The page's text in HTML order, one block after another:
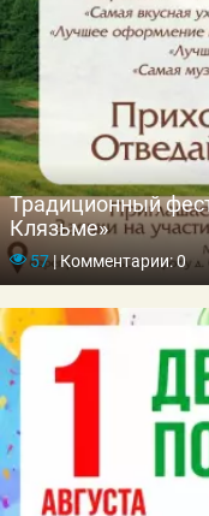
Традиционный
Клязьме»
57|Комментарии: 0